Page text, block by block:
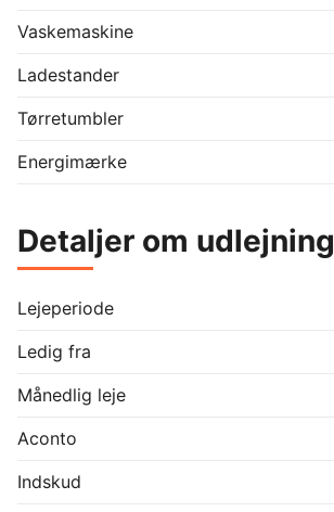
Vaskemaskine
Ladestander
Tørretumbler
Energimærke
Detaljer om udlejning
Lejeperiode
Ledig fra
Månedlig leje
Aconto
Indskud